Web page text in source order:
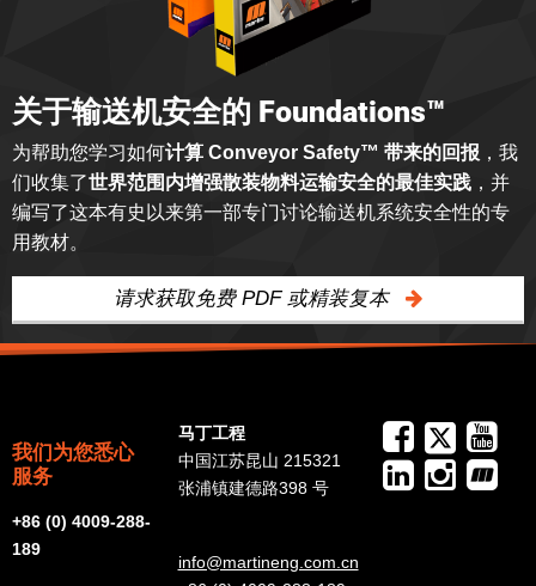
关于输送机安全的 Foundations™
为帮助您学习如何计算 Conveyor Safety™ 带来的回报 ，我
们收集了世界范围内增强散装物料运输安全的最佳实践 ，并
编写了这本有史以来第一部专门讨论输送机系统安全性的专
用教材。
请求获取免费 PDF 或精装复本
我们为您悉心
服务
+86 (0) 4009-288-
189
马丁工程
中国江苏昆山 215321
张浦镇建德路398 号
info@martineng.com.cn